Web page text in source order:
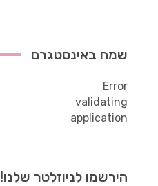
שמח באינסטגרם
Error
validating
application
הירשמו לניוזלטר שלנו!